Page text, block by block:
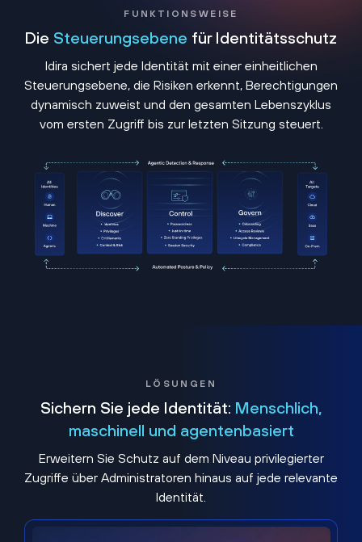
FUNKTIONSWEISE
Die Steuerungsebene für Identitätsschutz
Idira sichert jede Identität mit einer einheitlichen
Steuerungsebene, die Risiken erkennt, Berechtigungen
dynamisch zuweist und den gesamten Lebenszyklus
vom ersten Zugriff bis zur letzten Sitzung steuert.
LÖSUNGEN
Sichern Sie jede Identität: Menschlich,
maschinell und agentenbasiert
Erweitern Sie Schutz auf dem Niveau privilegierter
Zugriffe über Administratoren hinaus auf jede relevante
Identität.